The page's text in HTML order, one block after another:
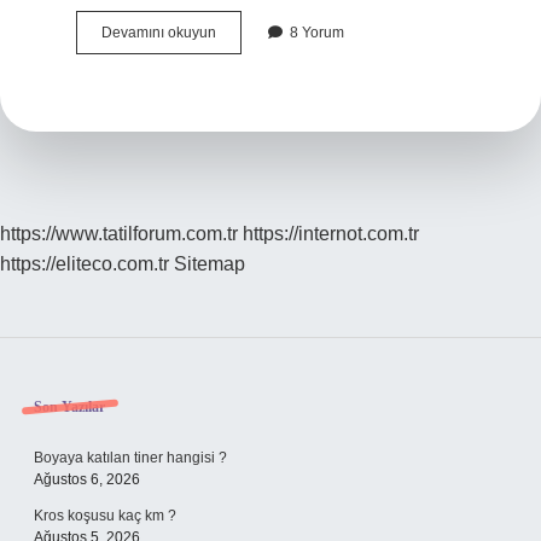
Devamını okuyun
Saatin
8 Yorum
https://www.tatilforum.com.tr https://internot.com.tr
https://eliteco.com.tr Sitemap
Sidebar
Son Yazılar
Boyaya katılan tiner hangisi ?
Ağustos 6, 2026
Kros koşusu kaç km ?
Ağustos 5, 2026